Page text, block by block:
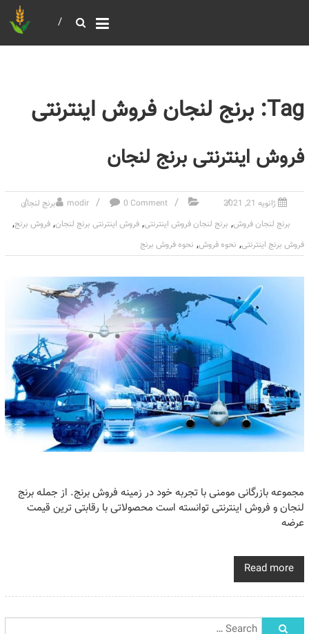
Tag: برنج لنجان فروش اینترنتی
فروش اینترنتی برنج لنجان
ژانویه 21, 2021 modir 0 Comment
برنج لنجان
برنج لنجان فروش, برنج لنجان فروش اینترنتی, فروش اینترنتی برنج لنجان, فروش برنج,
فروش برنج اینترنتی, نحوه فروش, نحوه فروش برنج
مجموعه بازرگانی مومنی با تجربه خود در زمینه فروش برنج. از جمله برنج
لنجان و فروش اینترنتی توانسته است محصولاتی با رقابتی ترین قیمت
عرضه
Read more